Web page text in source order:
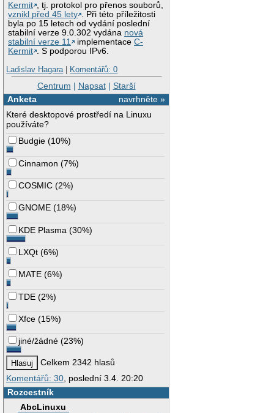
Kermit , tj. protokol pro přenos souborů,
vznikl před 45 lety . Při této příležitosti
byla po 15 letech od vydání poslední
stabilní verze 9.0.302 vydána nová
stabilní verze 11
implementaceC-
Kermit . S podporou IPv6.
Ladislav Hagara| Komentářů: 0
Centrum | Napsat| Starší
navrhněte »
Anketa
Které desktopové prostředí na Linuxu
používáte?
Budgie (10%)
Cinnamon (7%)
COSMIC (2%)
GNOME (18%)
KDE Plasma (30%)
LXQt (6%)
MATE (6%)
TDE (2%)
Xfce (15%)
jiné/žádné (23%)
Celkem 2342 hlasů
Komentářů: 30 , poslední 3.4. 20:20
Rozcestník
AbcLinuxu